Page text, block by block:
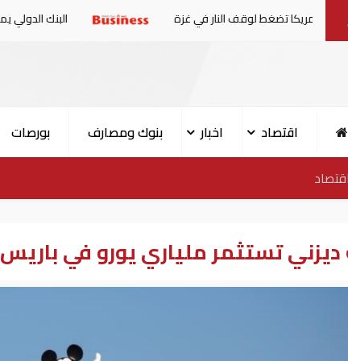
لوقف النار في غزة البنك الدولي يمنح سوريا 100 مليون دولار
اقتصاد اخبار بنوك ومصارف بورصات
اقتصاد
ديزني تستثمر ملياري يورو في باريس